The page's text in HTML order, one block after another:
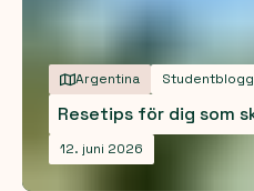
Argentina Studentblogg
Resetips för dig som
12. juni 2026